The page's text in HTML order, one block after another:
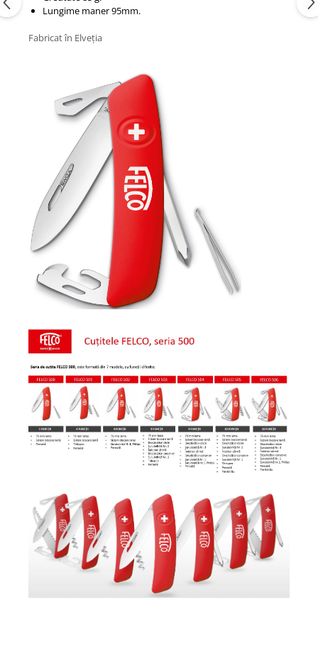
Lungime maner 95mm.​
Fabricat în Elveția